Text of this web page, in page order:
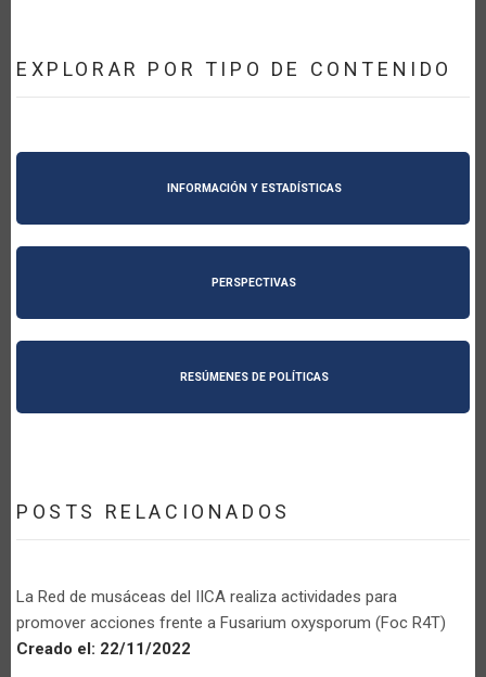
EXPLORAR POR TIPO DE CONTENIDO
INFORMACIÓN Y ESTADÍSTICAS
PERSPECTIVAS
RESÚMENES DE POLÍTICAS
POSTS RELACIONADOS
La Red de musáceas del IICA realiza actividades para
promover acciones frente a Fusarium oxysporum (Foc R4T)
Creado el: 22/11/2022